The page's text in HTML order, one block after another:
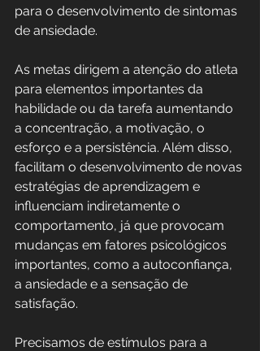
para o desenvolvimento de sintomas
de ansiedade.
As metas dirigem a atenção do atleta
para elementos importantes da
habilidade ou da tarefa aumentando
a concentração, a motivação, o
esforço e a persistência. Além disso,
facilitam o desenvolvimento de novas
estratégias de aprendizagem e
influenciam indiretamente o
comportamento, já que provocam
mudanças em fatores psicológicos
importantes, como a autoconfiança,
a ansiedade e a sensação de
satisfação.
Precisamos de estímulos para a